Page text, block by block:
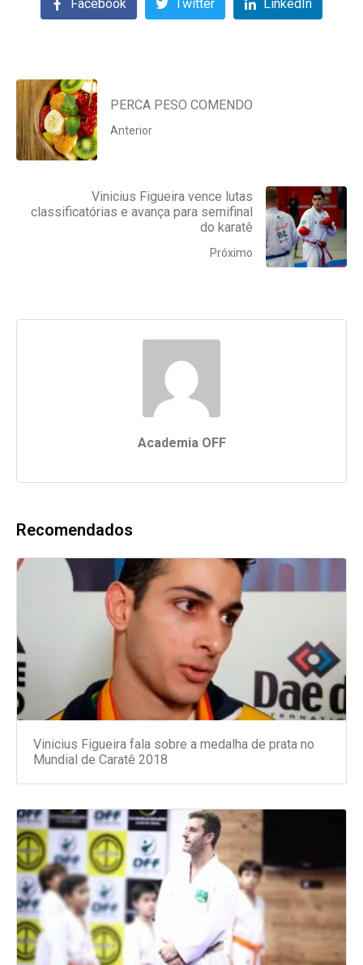
Facebook Twitter LinkedIn
PERCA PESO COMENDO
Anterior
Vinicius Figueira vence lutas
classificatórias e avança para semifinal
do karatê
Próximo
Academia OFF
Recomendados
Vinicius Figueira fala sobre a medalha de prata no
Mundial de Caratê 2018
Segundas e Quartas
Terças e Quintas
das 16:15 às 17:05!